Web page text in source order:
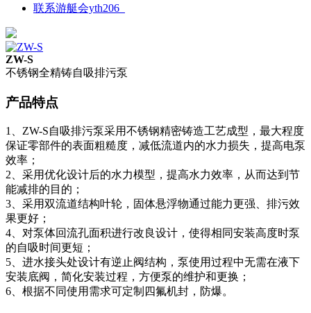
联系游艇会yth206
ZW-S
不锈钢全精铸自吸排污泵
产品特点
1、ZW-S自吸排污泵采用不锈钢精密铸造工艺成型，最大程度
保证零部件的表面粗糙度，减低流道内的水力损失，提高电泵
效率；
2、采用优化设计后的水力模型，提高水力效率，从而达到节
能减排的目的；
3、采用双流道结构叶轮，固体悬浮物通过能力更强、排污效
果更好；
4、对泵体回流孔面积进行改良设计，使得相同安装高度时泵
的自吸时间更短；
5、进水接头处设计有逆止阀结构，泵使用过程中无需在液下
安装底阀，简化安装过程，方便泵的维护和更换；
6、根据不同使用需求可定制四氟机封，防爆。